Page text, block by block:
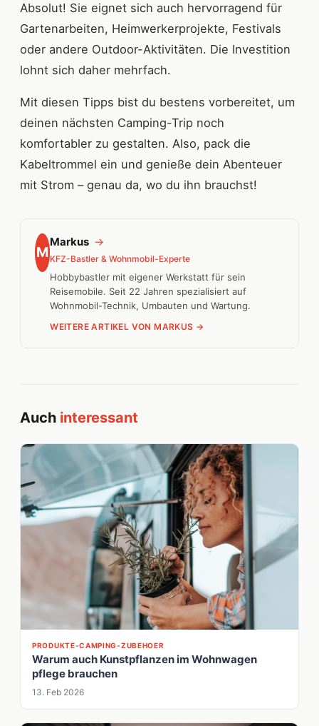
Absolut! Sie eignet sich auch hervorragend für
Gartenarbeiten, Heimwerkerprojekte, Festivals
oder andere Outdoor-Aktivitäten. Die Investition
lohnt sich daher mehrfach.
Mit diesen Tipps bist du bestens vorbereitet, um
deinen nächsten Camping-Trip noch
komfortabler zu gestalten. Also, pack die
Kabeltrommel ein und genieße dein Abenteuer
mit Strom – genau da, wo du ihn brauchst!
M
Markus →
KFZ-Bastler & Wohnmobil-Experte
Hobbybastler mit eigener Werkstatt für sein
Reisemobile. Seit 22 Jahren spezialisiert auf
Wohnmobil-Technik, Umbauten und Wartung.
WEITERE ARTIKEL VON MARKUS →
Auch interessant
PRODUKTE-CAMPING-ZUBEHOER
Warum auch Kunstpflanzen im Wohnwagen
pflege brauchen
13. Feb 2026